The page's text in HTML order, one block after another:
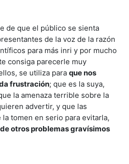
de que el público se sienta
de la voz de la razón
para más inri y por mucho
consiga parecerle muy
se utiliza para que nos
frustración; que es la suya,
la amenaza terrible sobre la
advertir, y que las
tomen en serio para evitarla,
otros problemas gravísimos